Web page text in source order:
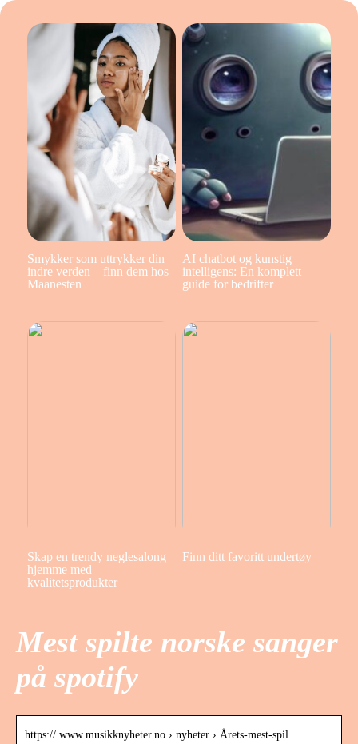
Smykker som uttrykker din
indre verden – finn dem hos
Maanesten
AI chatbot og kunstig
intelligens: En komplett
guide for bedrifter
Skap en trendy neglesalong
hjemme med
kvalitetsprodukter
Finn ditt favoritt undertøy
Mest spilte norske sanger
på spotify
https:// www.musikknyheter.no › nyheter › Årets-mest-spil…